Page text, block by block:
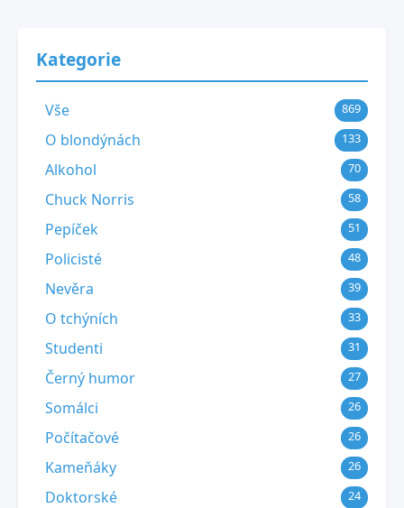
Kategorie
Vše 869
O blondýnách 133
Alkohol 70
Chuck Norris 58
Pepíček 51
Policisté 48
Nevěra 39
O tchýních 33
Studenti 31
Černý humor 27
Somálci 26
Počítačové 26
Kameňáky 26
Doktorské 24